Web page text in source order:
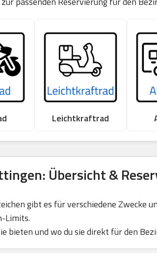
Leichtkraftrad
Übersicht &
gibt es für verschiedene Zwecke
Limits.
bieten und wo du sie direkt für den